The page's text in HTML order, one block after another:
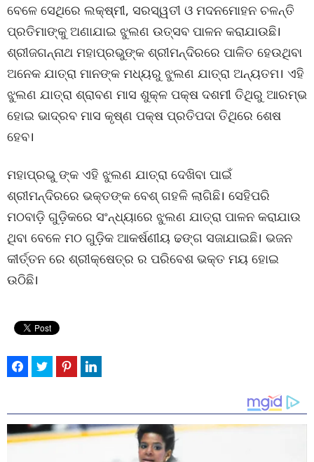
ବେଳେ ସେଥିରେ ଲକ୍ଷ୍ମୀ, ସରସ୍ୱତୀ ଓ ମଦନମୋହନ ଚଳନ୍ତି
ପ୍ରତିମାଙ୍କୁ ଅଣାଯାଇ ଝୁଲଣ ଉତ୍ସବ ପାଳନ କରାଯାଉଛି।
ଶ୍ରୀଜଗନ୍ନାଥ ମହାପ୍ରଭୁଙ୍କ ଶ୍ରୀମନ୍ଦିରରେ ପାଳିତ ହେଉଥିବା
ଅନେକ ଯାତ୍ରା ମାନଙ୍କ ମଧ୍ୟରୁ ଝୁଲଣ ଯାତ୍ରା ଅନ୍ୟତମ। ଏହି
ଝୁଲଣ ଯାତ୍ରା ଶ୍ରାବଣ ମାସ ଶୁକ୍ଳ ପକ୍ଷ ଦଶମୀ ତିଥିରୁ ଆରମ୍ଭ
ହୋଇ ଭାଦ୍ରବ ମାସ କୃଷ୍ଣ ପକ୍ଷ ପ୍ରତିପଦା ତିଥିରେ ଶେଷ
ହେବ।
ମହାପ୍ରଭୁ ଙ୍କ ଏହି ଝୁଲଣ ଯାତ୍ରା ଦେଖିବା ପାଇଁ
ଶ୍ରୀମନ୍ଦିରରେ ଭକ୍ତଙ୍କ ବେଶ୍ ଗହଳି ଲାଗିଛି। ସେହିପରି
ମଠବାଡ଼ି ଗୁଡ଼ିକରେ ସଂନ୍ଧ୍ୟାରେ ଝୁଲଣ ଯାତ୍ରା ପାଳନ କରାଯାଉ
ଥିବା ବେଳେ ମଠ ଗୁଡ଼ିକ ଆକର୍ଷଣୀୟ ଢଙ୍ଗ ସଜାଯାଇଛି। ଭଜନ
କୀର୍ତ୍ତନ ରେ ଶ୍ରୀକ୍ଷେତ୍ର ର ପରିବେଶ ଭକ୍ତ ମୟ ହୋଇ
ଉଠିଛି।